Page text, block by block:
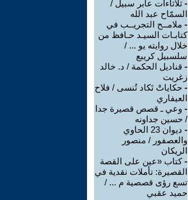
- ثلاثاءات عابر سبيل /
السمّاح عبد الله
- ملامــح التجريــب في
كتابـات السيـد حـافظ من
خلال روايته يو ... /
سلسبيل كريبع
- قناديل الحكمة / د. خالد
زغريت
- حكاياتْ تَكاد تُنسى / فلاح
العيفاري
- وعي ـ قصص قصيرة جدا
/ حسين جداونه
-
ديوان 23 الحاوي
والعصفور / منصور
الريكان
-كتاب «عين على القصة
القصيرة: تأملات نقدية في
تسع رؤى قصصية م ... /
حميد عقبي